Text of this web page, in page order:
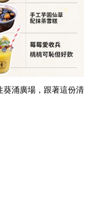
葵涌廣場，跟著這份清